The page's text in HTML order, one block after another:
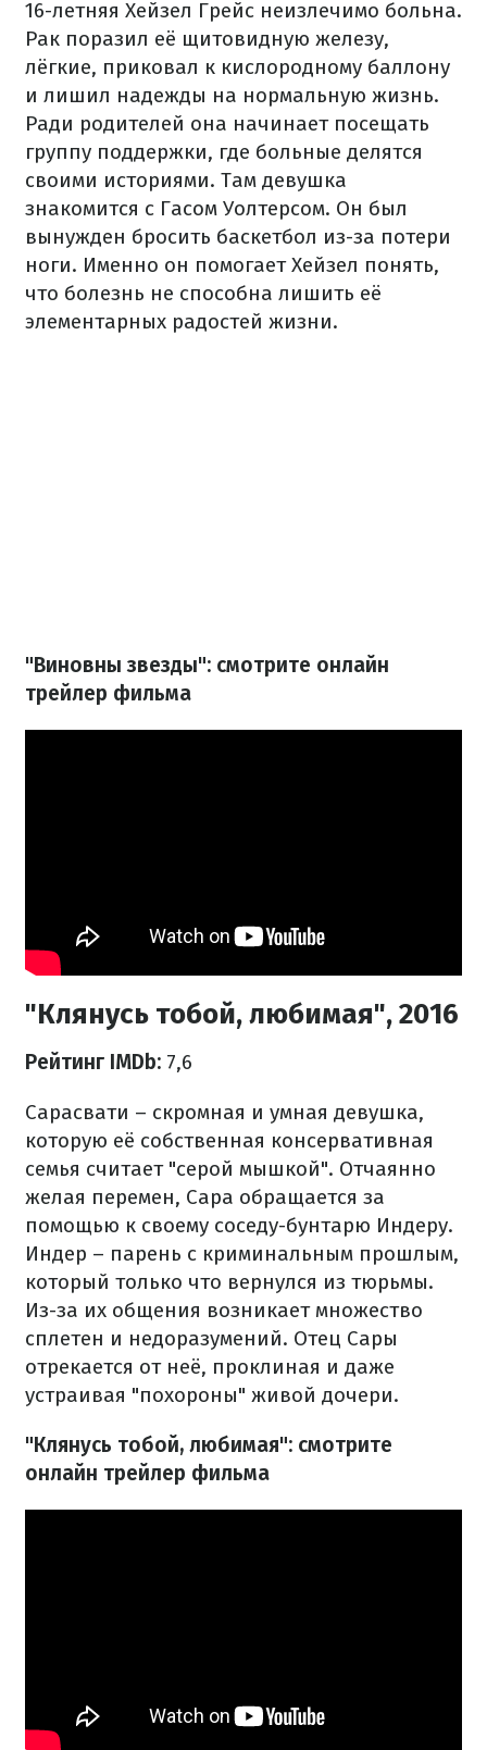
16-летняя Хейзел Грейс неизлечимо больна.
Рак поразил её щитовидную железу,
лёгкие, приковал к кислородному баллону
и лишил надежды на нормальную жизнь.
Ради родителей она начинает посещать
группу поддержки, где больные делятся
своими историями. Там девушка
знакомится с Гасом Уолтерсом. Он был
вынужден бросить баскетбол из-за потери
ноги. Именно он помогает Хейзел понять,
что болезнь не способна лишить её
элементарных радостей жизни.
"Виновны звезды": смотрите онлайн
трейлер фильма
"Клянусь тобой, любимая", 2016
Рейтинг IMDb: 7,6
Сарасвати – скромная и умная девушка,
которую её собственная консервативная
семья считает "серой мышкой". Отчаянно
желая перемен, Сара обращается за
помощью к своему соседу-бунтарю Индеру.
Индер – парень с криминальным прошлым,
который только что вернулся из тюрьмы.
Из-за их общения возникает множество
сплетен и недоразумений. Отец Сары
отрекается от неё, проклиная и даже
устраивая "похороны" живой дочери.
"Клянусь тобой, любимая": смотрите
онлайн трейлер фильма